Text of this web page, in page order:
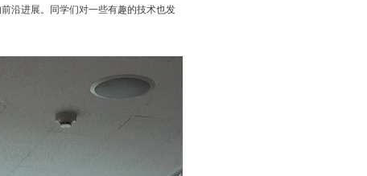
沿进展。同学们对一些有趣的技术也发